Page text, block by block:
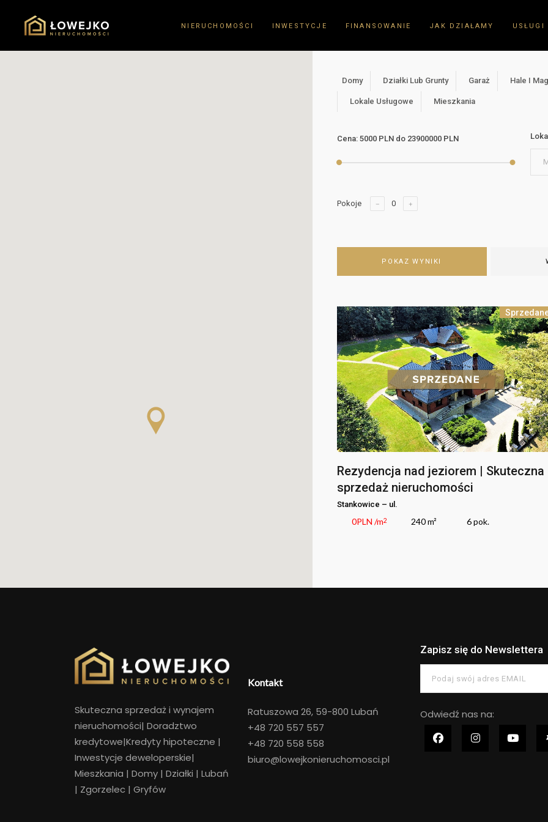
NIERUCHOMOŚCI INWESTYCJE FINANSOWANIE JAK DZIAŁAMY USŁUGI
Domy Działki Lub Grunty Garaż Hale I
Lokale Usługowe Mieszkania
Cena: 5000 PLN do 23900000 PLN
Pokoje
POKAZ WYNIKI
Rezydencja nad jeziorem | Skuteczna
sprzedaż nieruchomości
Stankowice – ul.
0PLN /m2 240 m² 6pok.
Skuteczna sprzedaż i wynajem
nieruchomości| Doradztwo
kredytowe|Kredyty hipoteczne |
Inwestycje deweloperskie|
Mieszkania | Domy | Działki | Lubań
| Zgorzelec | Gryfów
Kontakt
Ratuszowa 26, 59-800 Lubań
+48 720 557 557
+48 720 558 558
biuro@lowejkonieruchomosci.pl
Zapisz się do Newslettera
Odwiedź nas na: